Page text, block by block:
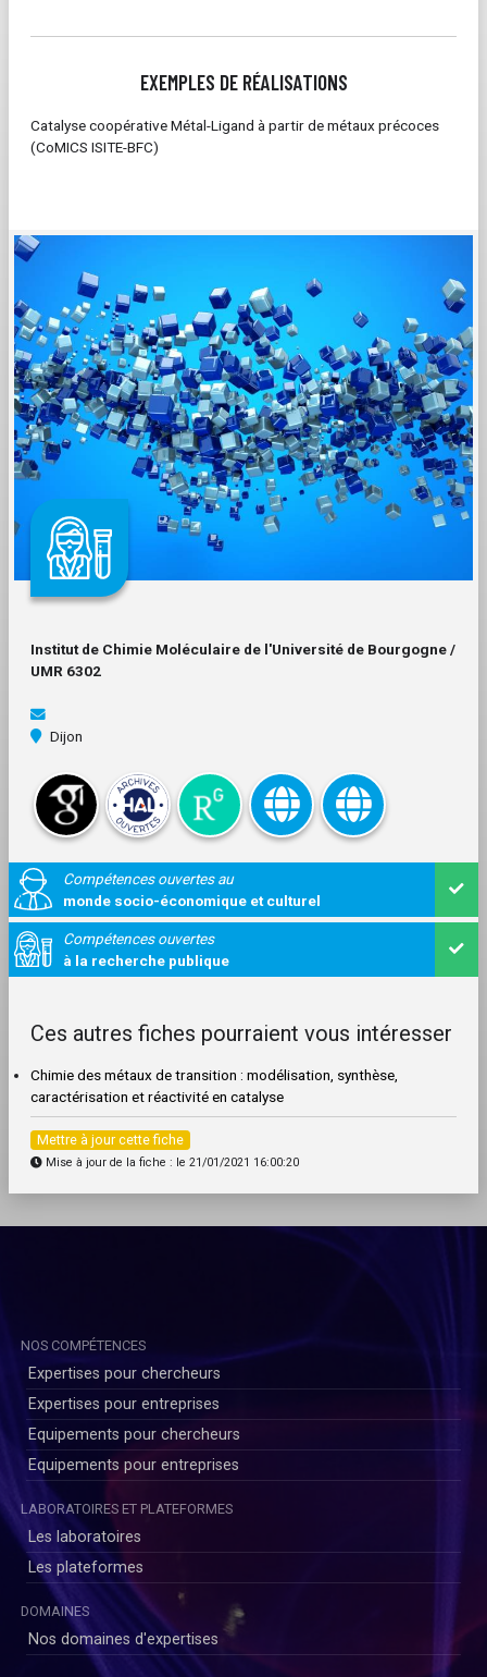
EXEMPLES DE RÉALISATIONS
Catalyse coopérative Métal-Ligand à partir de métaux précoces
(CoMICS ISITE-BFC)
Institut de Chimie Moléculaire de l'Université de Bourgogne /
UMR 6302
Dijon
Compétences ouvertes au
monde socio-économique et culturel
Compétences ouvertes
à la recherche publique
Ces autres fiches pourraient vous intéresser
Chimie des métaux de transition : modélisation, synthèse,
caractérisation et réactivité en catalyse
Mettre à jour cette fiche
Mise à jour de la fiche : le 21/01/2021 16:00:20
NOS COMPÉTENCES
Expertises pour chercheurs
Expertises pour entreprises
Equipements pour chercheurs
Equipements pour entreprises
LABORATOIRES ET PLATEFORMES
Les laboratoires
Les plateformes
DOMAINES
Nos domaines d'expertises